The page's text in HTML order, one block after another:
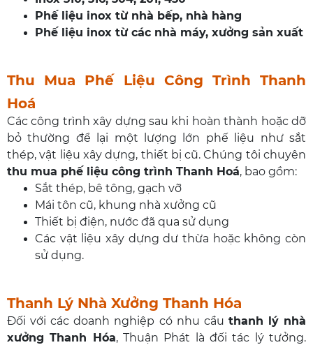
Phế liệu inox từ nhà bếp, nhà hàng
Phế liệu inox từ các nhà máy, xưởng sản xuất
Thu Mua Phế Liệu Công Trình Thanh
Hoá
Các công trình xây dựng sau khi hoàn thành hoặc dỡ
bỏ thường để lại một lượng lớn phế liệu như sắt
thép, vật liệu xây dựng, thiết bị cũ. Chúng tôi chuyên
thu mua phế liệu công trình Thanh Hoá, bao gồm:
Sắt thép, bê tông, gạch vỡ
Mái tôn cũ, khung nhà xưởng cũ
Thiết bị điện, nước đã qua sử dụng
Các vật liệu xây dựng dư thừa hoặc không còn
sử dụng.
Thanh Lý Nhà Xưởng Thanh Hóa
Đối với các doanh nghiệp có nhu cầu thanh lý nhà
xưởng Thanh Hóa, Thuận Phát là đối tác lý tưởng.